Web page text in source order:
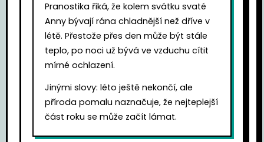
Pranostika říká, že kolem svátku svaté
Anny bývají rána chladnější než dříve v
létě. Přestože přes den může být stále
teplo, po noci už bývá ve vzduchu cítit
mírné ochlazení.
Jinými slovy: léto ještě nekončí, ale
příroda pomalu naznačuje, že nejteplejší
část roku se může začít lámat.